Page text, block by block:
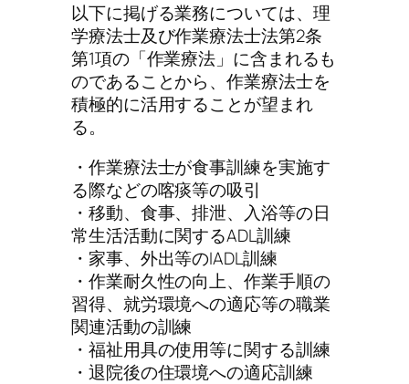
以下に掲げる業務については、理
学療法士及び作業療法士法第2条
第1項の「作業療法」に含まれるも
のであることから、作業療法士を
積極的に活用することが望まれ
る。
・作業療法士が食事訓練を実施す
る際などの喀痰等の吸引
・移動、食事、排泄、入浴等の日
常生活活動に関するADL訓練
・家事、外出等のIADL訓練
・作業耐久性の向上、作業手順の
習得、就労環境への適応等の職業
関連活動の訓練
・福祉用具の使用等に関する訓練
・退院後の住環境への適応訓練